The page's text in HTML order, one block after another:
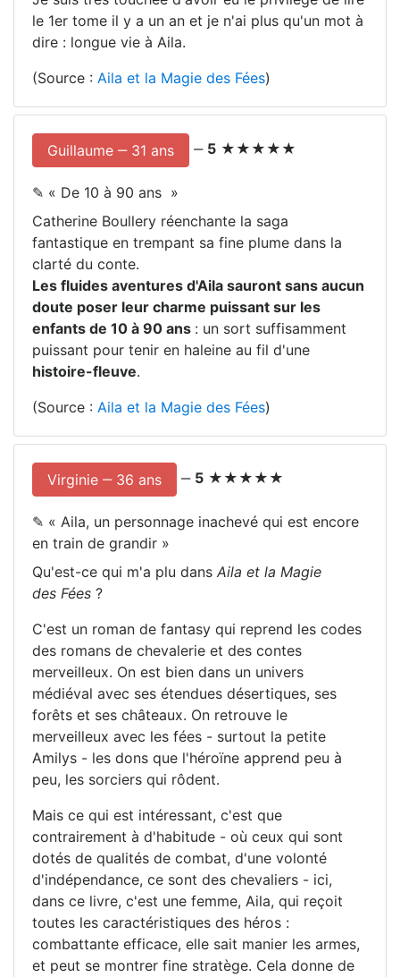
le 1er tome il y a un an et je n'ai plus qu'un mot à
dire : longue vie à Aila.
(Source : Aila et la Magie des Fées)
Guillaume ‒ 31 ans ‒ 5 ★★★★★
✎ « De 10 à 90 ans »
Catherine Boullery réenchante la saga
fantastique en trempant sa fine plume dans la
clarté du conte.
Les fluides aventures d'Aila sauront sans aucun
doute poser leur charme puissant sur les
enfants de 10 à 90 ans : un sort suffisamment
puissant pour tenir en haleine au fil d'une
histoire-fleuve.
(Source : Aila et la Magie des Fées)
Virginie ‒ 36 ans ‒ 5 ★★★★★
✎ « Aila, un personnage inachevé qui est encore
en train de grandir »
Qu'est-ce qui m'a plu dans Aila et la Magie
des Fées ?
C'est un roman de fantasy qui reprend les codes
des romans de chevalerie et des contes
merveilleux. On est bien dans un univers
médiéval avec ses étendues désertiques, ses
forêts et ses châteaux. On retrouve le
merveilleux avec les fées - surtout la petite
Amilys - les dons que l'héroïne apprend peu à
peu, les sorciers qui rôdent.
Mais ce qui est intéressant, c'est que
contrairement à d'habitude - où ceux qui sont
dotés de qualités de combat, d'une volonté
d'indépendance, ce sont des chevaliers - ici,
dans ce livre, c'est une femme, Aila, qui reçoit
toutes les caractéristiques des héros :
combattante efficace, elle sait manier les armes,
et peut se montrer fine stratège. Cela donne de